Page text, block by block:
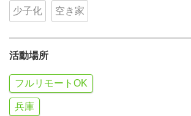
少子化 空き家
活動場所
フルリモートOK
兵庫